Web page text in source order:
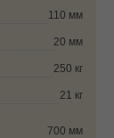
110 мм
20 мм
250 кг
21 кг
700 мм